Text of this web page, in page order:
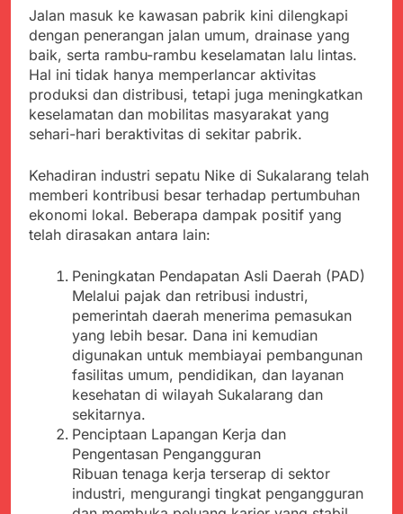
Mutiara Sentosa 2 ke
Posko Pusat Tg. Perak
Surabaya
Sukabumi Diduga
Lakukan Pungutan
melalui Komite Sekolah,
Disorot karena Dinilai
Bertentangan dengan
Edaran Disdik Jabar
Agustus 4, 2026
Ketua Umum FSP
Maritim Indonesia
Bantah Isu Mogok
Nasional TKBM: “Belum
Ada Keputusan Resmi”
Agustus 3, 2026
Menjelajahi Potensi
Alam dan Kehangatan
Gotong Royong di
Jalan masuk ke kawasan pabrik kini dilengkapi
dengan penerangan jalan umum, drainase yang
baik, serta rambu-rambu keselamatan lalu lintas.
Hal ini tidak hanya memperlancar aktivitas
produksi dan distribusi, tetapi juga meningkatkan
keselamatan dan mobilitas masyarakat yang
sehari-hari beraktivitas di sekitar pabrik.
Kehadiran industri sepatu Nike di Sukalarang telah
memberi kontribusi besar terhadap pertumbuhan
ekonomi lokal. Beberapa dampak positif yang
telah dirasakan antara lain:
Peningkatan Pendapatan Asli Daerah (PAD)
Melalui pajak dan retribusi industri,
pemerintah daerah menerima pemasukan
yang lebih besar. Dana ini kemudian
digunakan untuk membiayai pembangunan
fasilitas umum, pendidikan, dan layanan
kesehatan di wilayah Sukalarang dan
sekitarnya.
Penciptaan Lapangan Kerja dan
Pengentasan Pengangguran
Ribuan tenaga kerja terserap di sektor
industri, mengurangi tingkat pengangguran